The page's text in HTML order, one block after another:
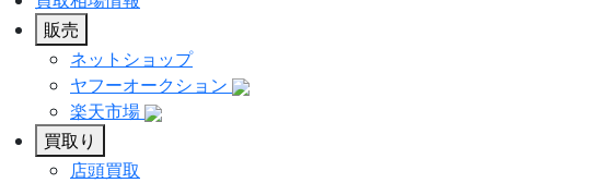
販売
ネットショップ
ヤフーオークション
楽天市場
買取り
店頭買取